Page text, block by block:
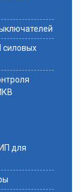
силовых
для